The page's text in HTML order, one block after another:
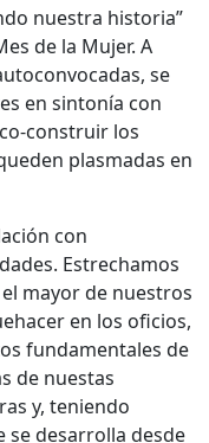
nuestra historia”
de la Mujer. A
se
en sintonía con
construir los
plasmadas en
con
Estrechamos
mayor de nuestros
en los oficios,
fundamentales de
de nuestas
y, teniendo
se desarrolla desde